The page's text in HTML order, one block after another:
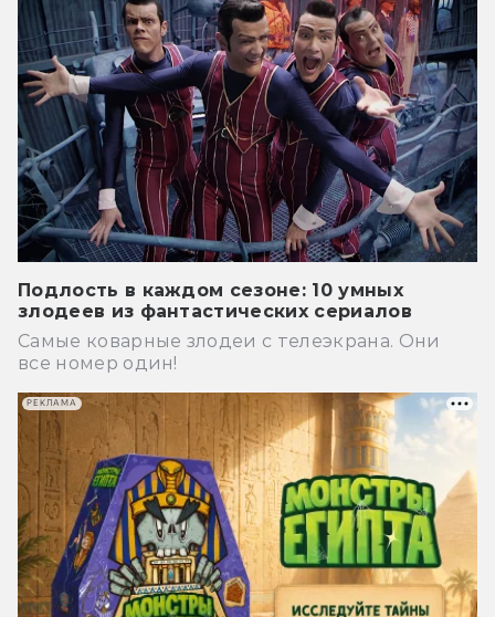
Подлость в каждом сезоне: 10 умных
злодеев из фантастических сериалов
Самые коварные злодеи с телеэкрана. Они
все номер один!
РЕКЛАМА